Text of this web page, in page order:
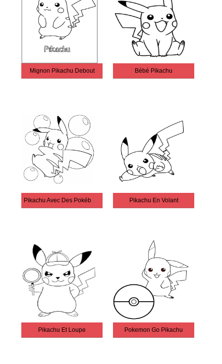
Mignon Pikachu Debout Bébé Pikachu
Pikachu Avec Des Pokéballs Pikachu En Volant
Pikachu Et Loupe Pokemon Go Pikachu